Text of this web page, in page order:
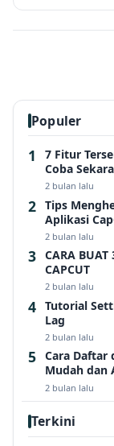
Populer
7 Fitur
Coba
2 bulan lalu
Tips
Aplikasi
2 bulan lalu
CARA BUAT
CAPCUT
2 bulan lalu
Tutorial
Lag
2 bulan lalu
Cara Daftar
Mudah dan
2 bulan lalu
Terkini